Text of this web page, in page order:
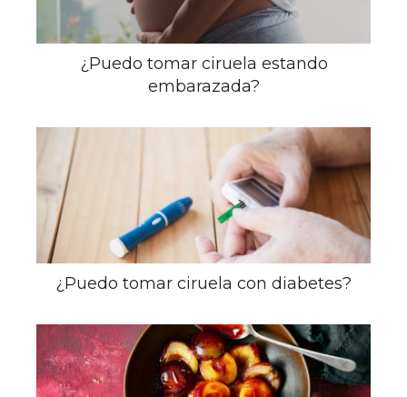
¿Puedo tomar ciruela estando
embarazada?
¿Puedo tomar ciruela con diabetes?